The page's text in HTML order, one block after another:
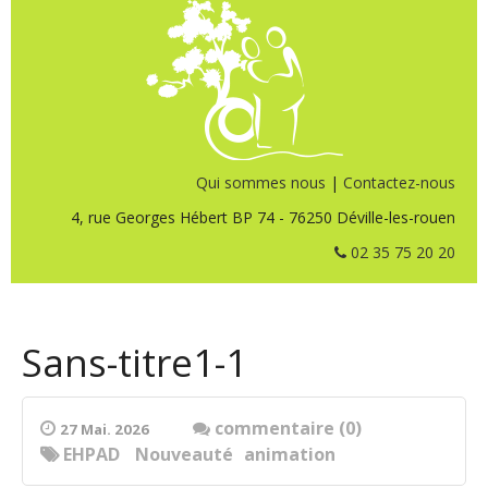
Qui sommes nous | Contactez-nous
4, rue Georges Hébert BP 74 - 76250 Déville-les-rouen
02 35 75 20 20
Sans-titre1-1
27 Mai. 2026
commentaire (0)
animation
EHPAD Nouveauté